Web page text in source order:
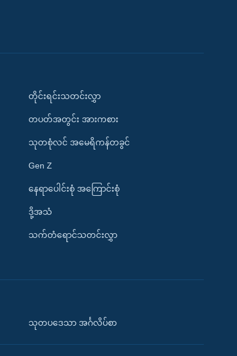
တိုင်းရင်းသတင်းလွှာ
တပတ်အတွင်း အားကစား
သုတစုံလင် အမေရိကန်တခွင်
Gen Z
နေရာပေါင်းစုံ အကြောင်းစုံ
ဒို့အသံ
သက်တံရောင်သတင်းလွှာ
သုတပဒေသာ အင်္ဂလိပ်စာ